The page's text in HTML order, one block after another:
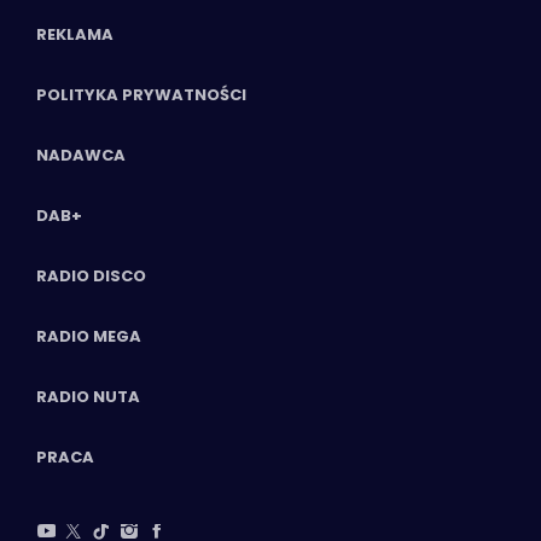
REKLAMA
POLITYKA PRYWATNOŚCI
NADAWCA
DAB+
RADIO DISCO
RADIO MEGA
RADIO NUTA
PRACA